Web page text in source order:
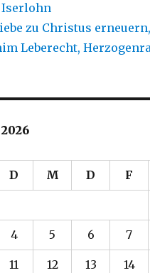
Iserlohn
zu Christus
Leberecht,
D M D F
4 5 6 7
11 12 13 14